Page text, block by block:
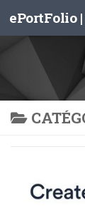
Skip to
ePortFolio